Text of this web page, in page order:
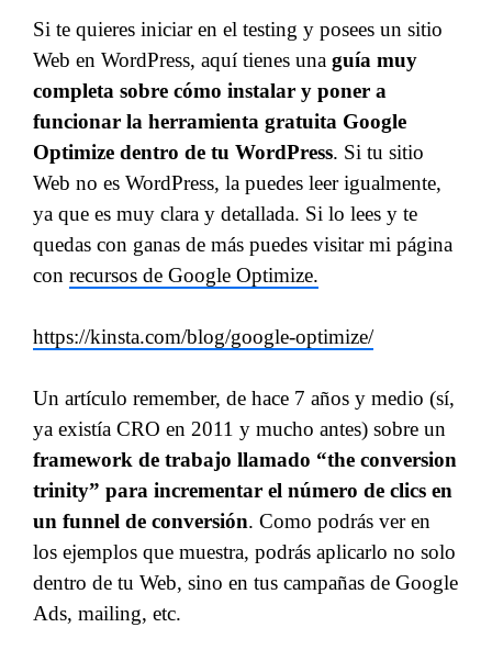
Si te quieres iniciar en el testing y posees un sitio
Web en WordPress, aquí tienes una guía muy
completa sobre cómo instalar y poner a
funcionar la herramienta gratuita Google
Optimize dentro de tu WordPress. Si tu sitio
Web no es WordPress, la puedes leer igualmente,
ya que es muy clara y detallada. Si lo lees y te
quedas con ganas de más puedes visitar mi página
con recursos de Google Optimize.
https://kinsta.com/blog/google-optimize/
Un artículo remember, de hace 7 años y medio (sí,
ya existía CRO en 2011 y mucho antes) sobre un
framework de trabajo llamado “the conversion
trinity” para incrementar el número de clics en
un funnel de conversión. Como podrás ver en
los ejemplos que muestra, podrás aplicarlo no solo
dentro de tu Web, sino en tus campañas de Google
Ads, mailing, etc.